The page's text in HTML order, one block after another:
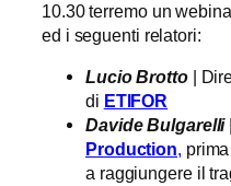
10.30 terremo un
ed i seguenti relatori:
Lucio Brotto|
di ETIFOR
Davide Bulgarelli
Production,
a raggiungere il